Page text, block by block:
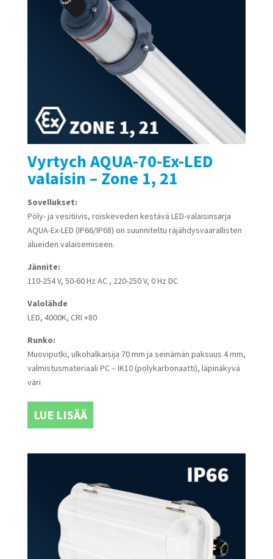
Vyrtych AQUA-70-Ex-LED
valaisin – Zone 1, 21
Sovellukset:
Pöly- ja vesitiivis, roiskeveden kestävä LED-valaisinsarja
AQUA-Ex-LED (IP66/IP68) on suunniteltu räjähdysvaarallisten
alueiden valaisemiseen.
Jännite:
110-254 V, 50-60 Hz AC , 220-250 V, 0 Hz DC
Valolähde
LED, 4000K, CRI +80
Runko:
Muoviputki, ulkohalkaisija 70 mm ja seinämän paksuus 4 mm,
valmistusmateriaali PC – IK10 (polykarbonaatti), läpinäkyvä
väri
LUE LISÄÄ